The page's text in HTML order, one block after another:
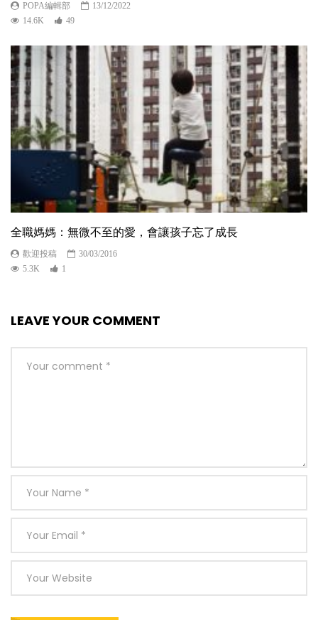
POPA編輯部
13/12/2022
14.6K
49
全職媽媽：無微不至的愛，會讓孩子忘了成長
歡迎投稿
30/03/2016
5.3K
1
LEAVE YOUR COMMENT